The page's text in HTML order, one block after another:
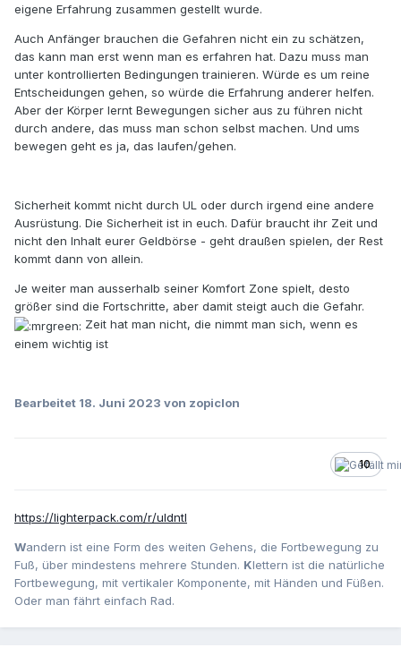
eigene Erfahrung zusammen gestellt wurde.
Auch Anfänger brauchen die Gefahren nicht ein zu schätzen,
das kann man erst wenn man es erfahren hat. Dazu muss man
unter kontrollierten Bedingungen trainieren. Würde es um reine
Entscheidungen gehen, so würde die Erfahrung anderer helfen.
Aber der Körper lernt Bewegungen sicher aus zu führen nicht
durch andere, das muss man schon selbst machen. Und ums
bewegen geht es ja, das laufen/gehen.
Sicherheit kommt nicht durch UL oder durch irgend eine andere
Ausrüstung. Die Sicherheit ist in euch. Dafür braucht ihr Zeit und
nicht den Inhalt eurer Geldbörse - geht draußen spielen, der Rest
kommt dann von allein.
Je weiter man ausserhalb seiner Komfort Zone spielt, desto
größer sind die Fortschritte, aber damit steigt auch die Gefahr.
Zeit hat man nicht, die nimmt man sich, wenn es
einem wichtig ist
Bearbeitet 18. Juni 2023 von zopiclon
10
https://lighterpack.com/r/uldntl
Wandern ist eine Form des weiten Gehens, die Fortbewegung zu
Fuß, über mindestens mehrere Stunden. Klettern ist die natürliche
Fortbewegung, mit vertikaler Komponente, mit Händen und Füßen.
Oder man fährt einfach Rad.